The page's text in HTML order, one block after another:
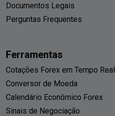
Documentos Legais
Perguntas Frequentes
Ferramentas
Cotações Forex em Tempo Real
Conversor de Moeda
Calendário Econômico Forex
Sinais de Negociação